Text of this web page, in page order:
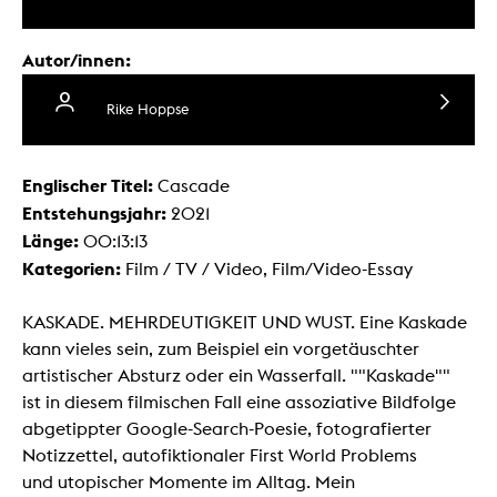
Autor/innen:
Rike Hoppse
Englischer Titel: Cascade
Entstehungsjahr: 2021
Länge: 00:13:13
Kategorien: Film / TV / Video, Film/Video-Essay
KASKADE. MEHRDEUTIGKEIT UND WUST. Eine Kaskade
kann vieles sein, zum Beispiel ein vorgetäuschter
artistischer Absturz oder ein Wasserfall. ""Kaskade""
ist in diesem filmischen Fall eine assoziative Bildfolge
abgetippter Google-Search-Poesie, fotografierter
Notizzettel, autofiktionaler First World Problems
und utopischer Momente im Alltag. Mein